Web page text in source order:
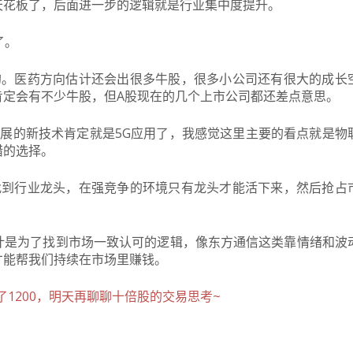
板了，后面进一步的逻辑就是行业集中度提升。
医药方向估计还会出很多牛股，很多小公司还有很大的成长
会有不少牛股，但A股现在的几个上市公司都还差点意思。
的新技术肯定就是5G应用了，我感觉这里主要的看点就是物
选择。
行业龙头，在强竞争的环境只有龙头才能活下来，然后抢占
为了找到市场一致认可的逻辑，像东方通信这类靠情绪和波
帮我们持续在市场里赚钱。
1200，明天再聊聊十倍股的交易思考~